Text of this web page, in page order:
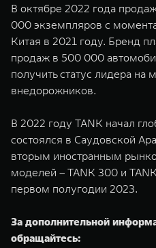
В октябре 2022 года
000 экземпляров с
Китая в 2021 году. Бренд
продаж в 500 000
получить статус лидера
внедорожников.
В 2022 году TANK начал
состоялся в Саудовской
вторым иностранным
моделей – TANK 300 и
первом полугодии 2023.
За дополнительной
обращайтесь: